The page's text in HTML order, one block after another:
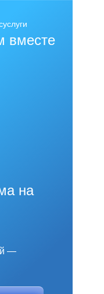
вместе
на
—